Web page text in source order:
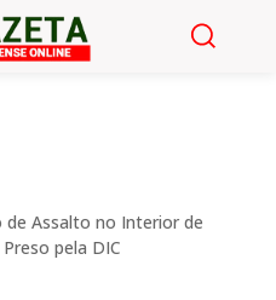
de Assalto no Interior de
pela DIC